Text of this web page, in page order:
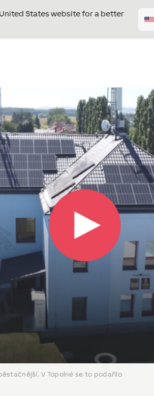
States website for a better
V Topolné se to podařilo